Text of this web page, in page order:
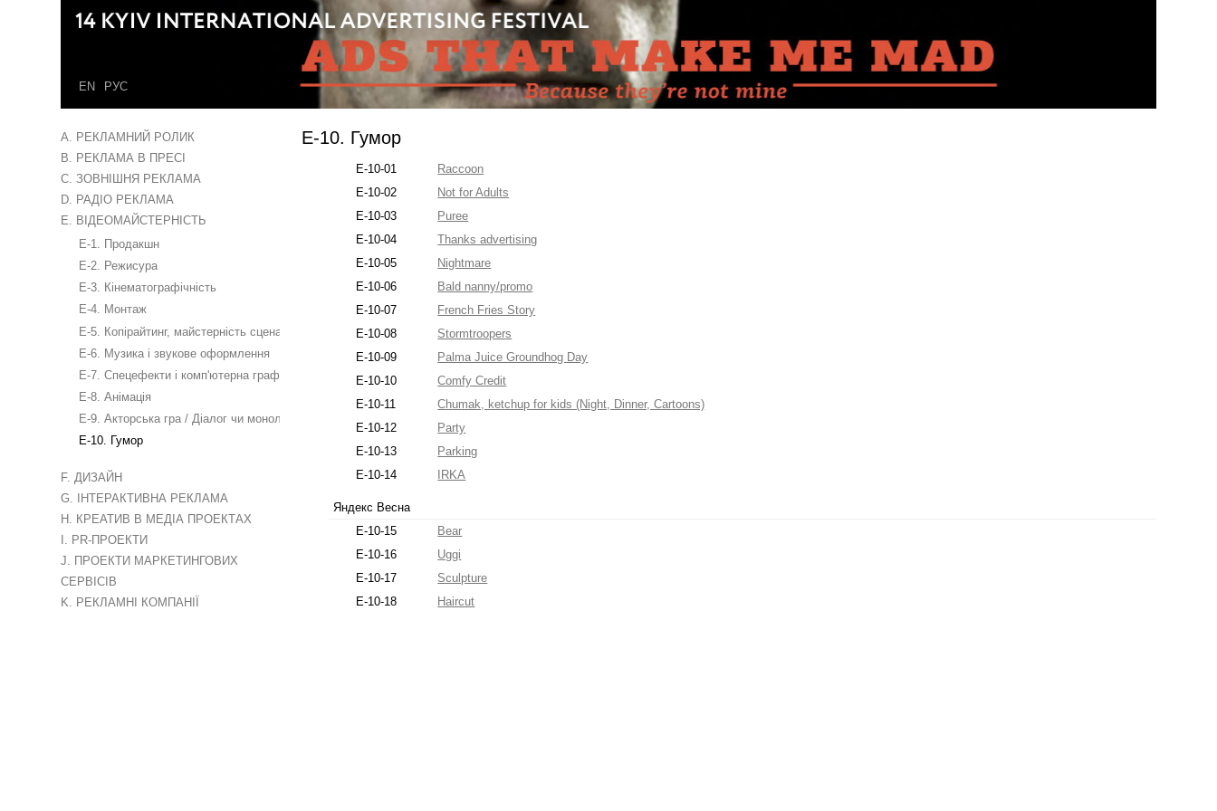
EN РУС
A. РЕКЛАМНИЙ РОЛИК
B. РЕКЛАМА В ПРЕСІ
C. ЗОВНІШНЯ РЕКЛАМА
D. РАДІО РЕКЛАМА
E. ВІДЕОМАЙСТЕРНІСТЬ
E-1. Продакшн
E-2. Режисура
E-3. Кінематографічність
E-4. Монтаж
E-5. Копірайтинг, майстерність сценариста
E-6. Музика і звукове оформлення
E-7. Спецефекти і комп'ютерна графіка
E-8. Анімація
E-9. Акторська гра / Діалог чи монолог
E-10. Гумор
F. ДИЗАЙН
G. ІНТЕРАКТИВНА РЕКЛАМА
H. КРЕАТИВ В МЕДІА ПРОЕКТАХ
I. PR-ПРОЕКТИ
J. ПРОЕКТИ МАРКЕТИНГОВИХ
СЕРВІСІВ
K. РЕКЛАМНІ КОМПАНІЇ
E-10. Гумор
E-10-01
Raccoon
E-10-02
Not for Adults
E-10-03
Puree
E-10-04
Thanks advertising
E-10-05
Nightmare
E-10-06
Bald nanny/promo
E-10-07
French Fries Story
E-10-08
Stormtroopers
E-10-09
Palma Juice Groundhog Day
E-10-10
Comfy Credit
E-10-11
Chumak, ketchup for kids (Night, Dinner, Cartoons)
E-10-12
Party
E-10-13
Parking
E-10-14
IRKA
Яндекс Весна
E-10-15
Bear
E-10-16
Uggi
E-10-17
Sculpture
E-10-18
Haircut